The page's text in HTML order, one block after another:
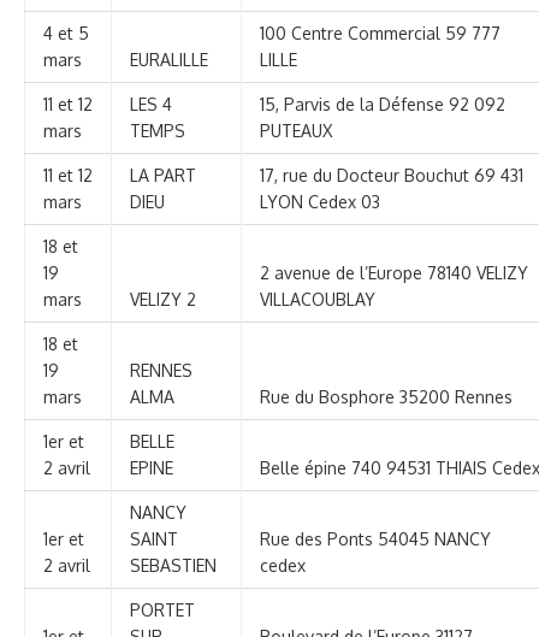
4 et 5
mars
EURALILLE
100 Centre Commercial 59 777
LILLE
11 et 12
mars
LES 4
TEMPS
15, Parvis de la Défense 92 092
PUTEAUX
11 et 12
mars
LA PART
DIEU
17, rue du Docteur Bouchut 69 431
LYON Cedex 03
18 et
19
mars
VELIZY 2
2 avenue de l’Europe 78140 VELIZY
VILLACOUBLAY
18 et
19
mars
RENNES
ALMA
Rue du Bosphore 35200 Rennes
1er et
2 avril
BELLE
EPINE
Belle épine 740 94531 THIAIS Cedex
1er et
2 avril
NANCY
SAINT
SEBASTIEN
Rue des Ponts 54045 NANCY
cedex
PORTET